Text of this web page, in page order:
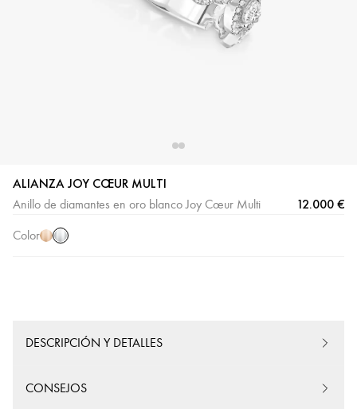
ALIANZA JOY CŒUR MULTI
Anillo de diamantes en oro blanco Joy Cœur Multi 12.000 €
Color
Oro
Oro
blanco
DESCRIPCIÓN Y DETALLES
CONSEJOS